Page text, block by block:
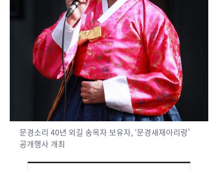
문경소리 40년 외길 송옥자 보유자, ‘문경새재아리랑’
공개행사 개최